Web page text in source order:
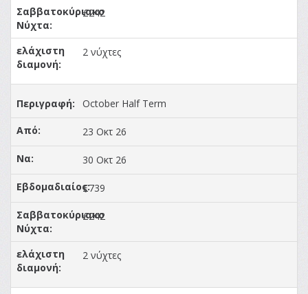
£242
2 νύχτες
October Half Term
23 Οκτ 26
30 Οκτ 26
£739
£242
2 νύχτες